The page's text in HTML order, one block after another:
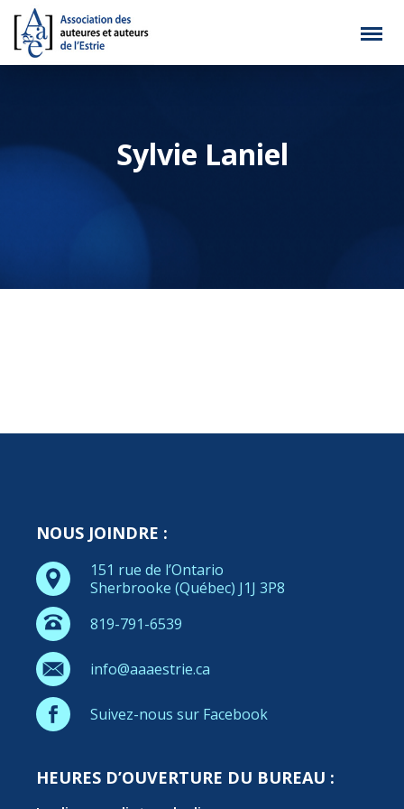
Sylvie Laniel
NOUS JOINDRE :
151 rue de l’Ontario
Sherbrooke (Québec) J1J 3P8
819-791-6539
info@aaaestrie.ca
Suivez-nous sur Facebook
HEURES D’OUVERTURE DU BUREAU :